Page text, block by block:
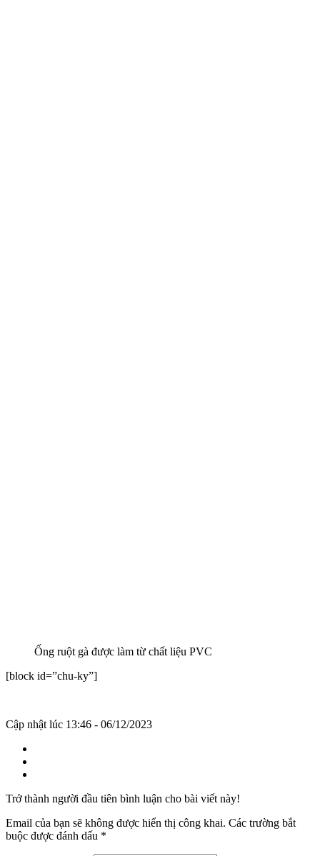
Ống ruột gà được làm từ chất liệu PVC
[block id=”chu-ky”]
Cập nhật lúc 13:46 - 06/12/2023
Trở thành người đầu tiên bình luận cho bài viết này!
Email của bạn sẽ không được hiển thị công khai. Các trường bắt
buộc được đánh dấu *